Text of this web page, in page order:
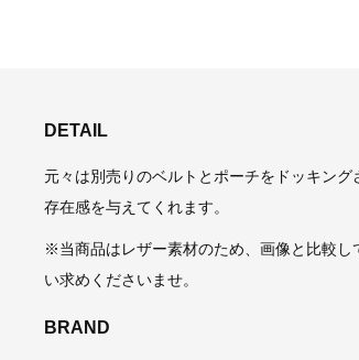
DETAIL
元々は別売りのベルトとポーチをドッキン
存在感を与えてくれます。
※当商品はレザー素材のため、画像と比較し
い求めくださいませ。
BRAND